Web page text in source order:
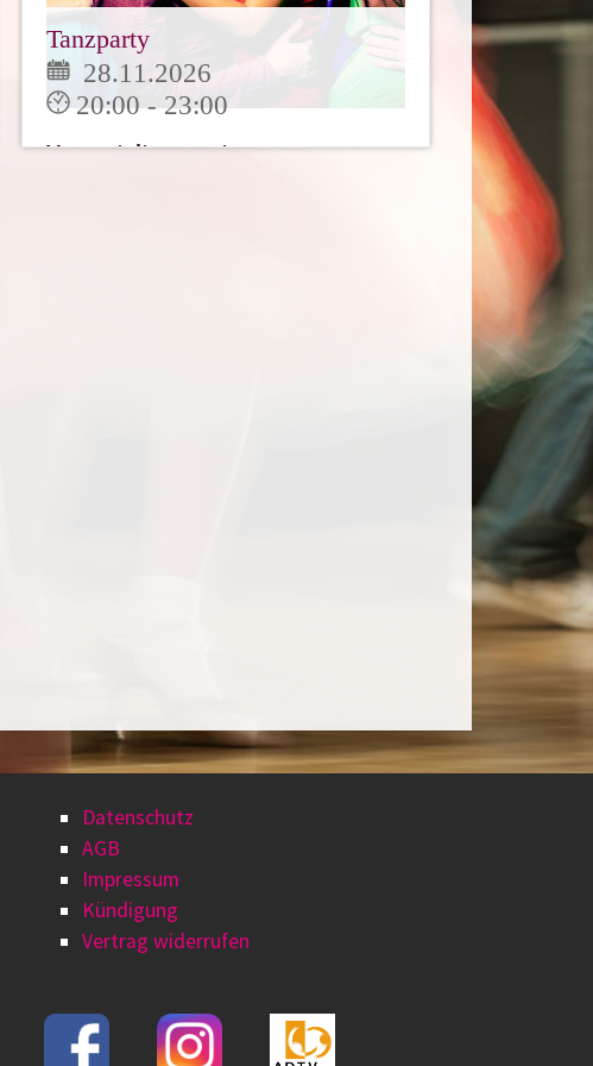
Tanzparty
28.11.2026
20:00 - 23:00
Veranstaltungsort:
Datenschutz
AGB
Impressum
Kündigung
Vertrag widerrufen